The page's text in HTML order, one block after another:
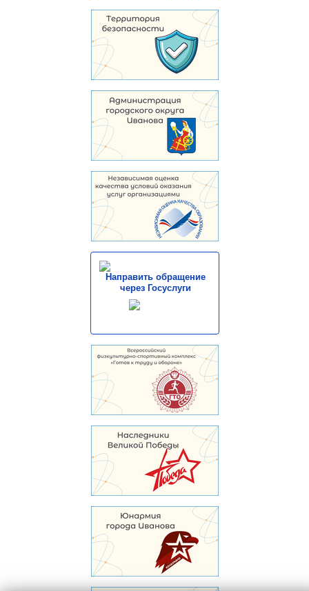
Направить обращение
через Госуслуги